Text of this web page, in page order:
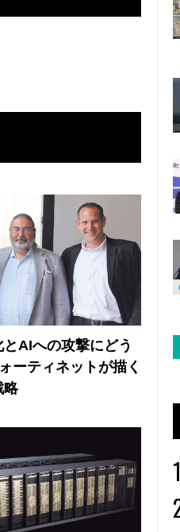
AIへの攻撃にどう
ティネットが描く
略